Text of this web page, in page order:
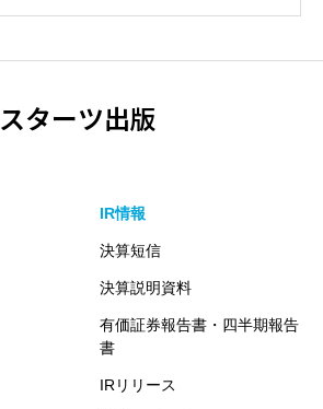
スターツ出版
IR情報
決算短信
決算説明資料
有価証券報告書・四半期報告
書
IRリリース